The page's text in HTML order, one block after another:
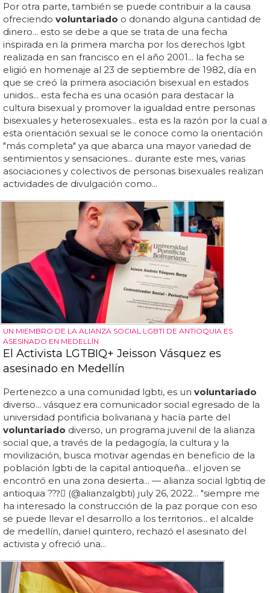
Por otra parte, también se puede contribuir a la causa
ofreciendo voluntariado o donando alguna cantidad de
dinero... esto se debe a que se trata de una fecha
inspirada en la primera marcha por los derechos lgbt
realizada en san francisco en el año 2001... la fecha se
eligió en homenaje al 23 de septiembre de 1982, día en
que se creó la primera asociación bisexual en estados
unidos... esta fecha es una ocasión para destacar la
cultura bisexual y promover la igualdad entre personas
bisexuales y heterosexuales... esta es la razón por la cual a
esta orientación sexual se le conoce como la orientación
"más completa" ya que abarca una mayor variedad de
sentimientos y sensaciones... durante este mes, varias
asociaciones y colectivos de personas bisexuales realizan
actividades de divulgación como...
UN MIEMBRO DE LA ALIANZA SOCIAL LGBTI DE ANTIOQUIA ES
ASESINADO EN MEDELLÍN
El Activista LGTBIQ+ Jeisson Vásquez es
asesinado en Medellín
Pertenezco a una comunidad lgbti, es un voluntariado
diverso... vásquez era comunicador social egresado de la
universidad pontificia bolivariana y hacía parte del
voluntariado diverso, un programa juvenil de la alianza
social que, a través de la pedagogía, la cultura y la
movilización, busca motivar agendas en beneficio de la
población lgbti de la capital antioqueña... el joven se
encontró en una zona desierta... — alianza social lgbtiq de
antioquia ?️‍??️‍⚧️ (@alianzalgbti) july 26, 2022... "siempre me
ha interesado la construcción de la paz porque con eso
se puede llevar el desarrollo a los territorios... el alcalde
de medellín, daniel quintero, rechazó el asesinato del
activista y ofreció una...